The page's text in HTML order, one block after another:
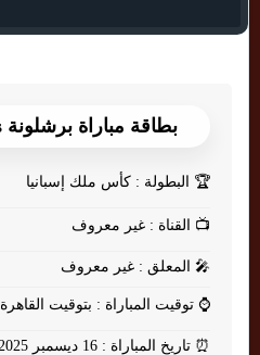
بطاقة مباراة برشلونة Vs غوادالاخارا
🏆 البطولة : كأس ملك إسبانيا
📺 القناة : غير معروف
🎤 المعلق : غير معروف
⌚ توقيت المباراة : بتوقيت القاهرة
⏰ تاريخ المباراة : 16 ديسمبر 2025